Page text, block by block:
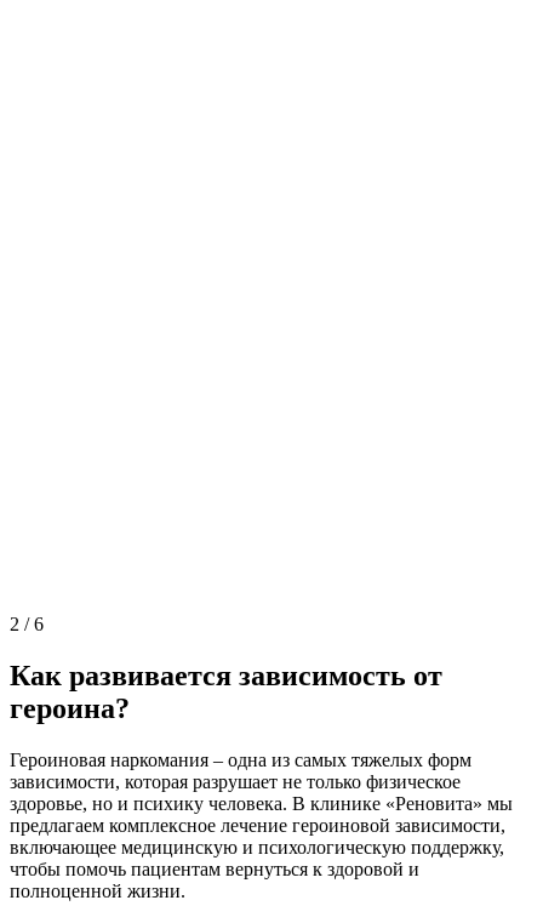
2 /6
Как развивается зависимость от
героина?
Героиновая наркомания – одна из самых тяжелых форм
зависимости, которая разрушает не только физическое
здоровье, но и психику человека. В клинике «Реновита» мы
предлагаем комплексное лечение героиновой зависимости,
включающее медицинскую и психологическую поддержку,
чтобы помочь пациентам вернуться к здоровой и
полноценной жизни.